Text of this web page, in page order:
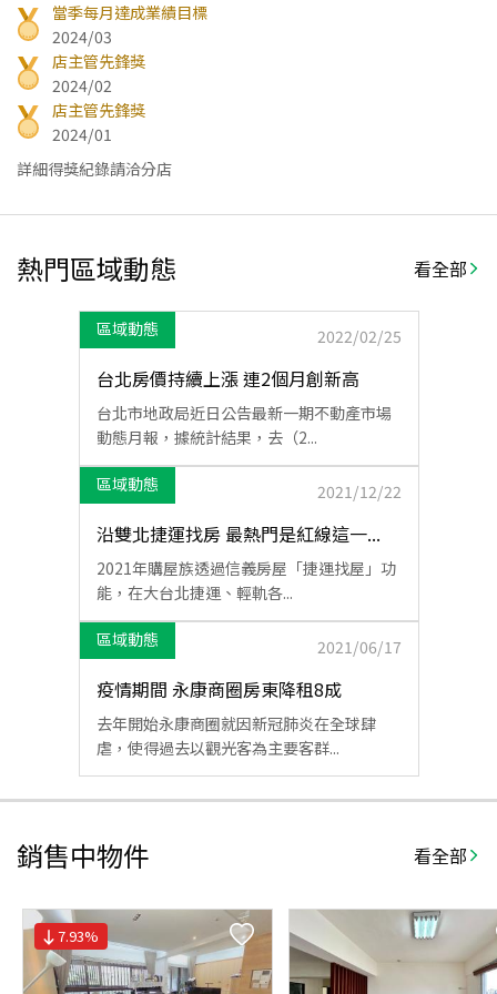
當季每月達成業績目標
2024/03
店主管先鋒獎
2024/02
店主管先鋒獎
2024/01
詳細得獎紀錄請洽分店
熱門區域動態 看全部
區域動態 2022/02/25
台北房價持續上漲 連2個月創新高
台北市地政局近日公告最新一期不動產市場
動態月報，據統計結果，去（2...
區域動態 2021/12/22
沿雙北捷運找房 最熱門是紅線這一...
2021年購屋族透過信義房屋「捷運找屋」功
能，在大台北捷運、輕軌各...
區域動態 2021/06/17
疫情期間 永康商圈房東降租8成
去年開始永康商圈就因新冠肺炎在全球肆
虐，使得過去以觀光客為主要客群...
銷售中物件 看全部
7.93%